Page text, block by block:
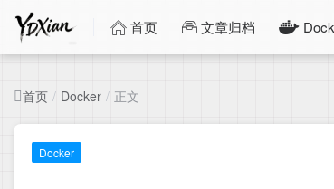
首页 文章归档
首页 / Docker / 正文
Docker